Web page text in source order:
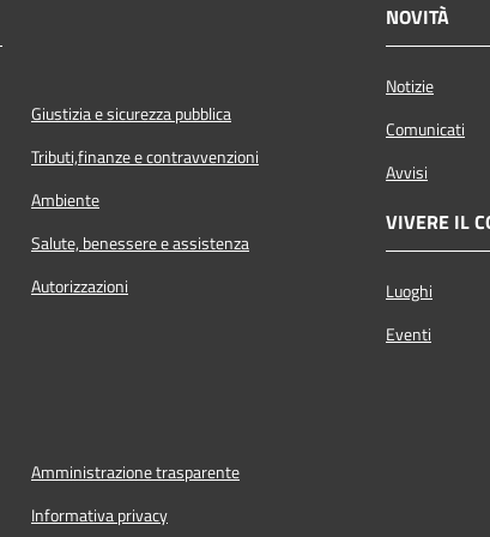
Giustizia e sicurezza pubblica
Tributi,finanze e contravvenzioni
Ambiente
Salute, benessere e assistenza
Autorizzazioni
NOVITÀ
Notizie
Comunicati
Avvisi
VIVERE IL
Luoghi
Eventi
Amministrazione trasparente
Informativa privacy